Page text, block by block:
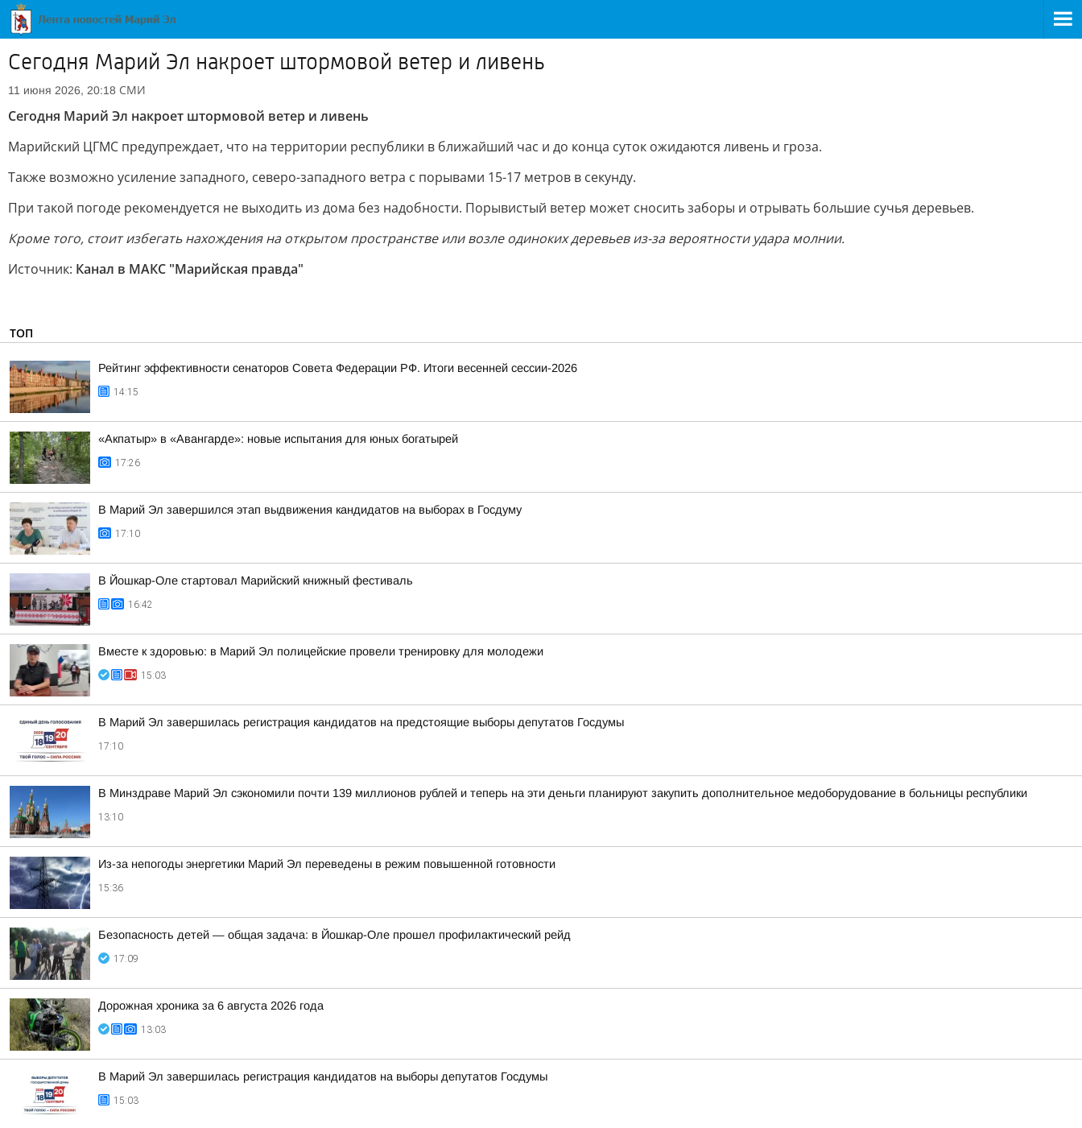
Сегодня Марий Эл накроет штормовой ветер и ливень
11 июня 2026, 20:18 СМИ
Сегодня Марий Эл накроет штормовой ветер и ливень
Марийский ЦГМС предупреждает, что на территории республики в ближайший час и до конца суток ожидаются ливень и гроза.
Также возможно усиление западного, северо-западного ветра с порывами 15-17 метров в секунду.
При такой погоде рекомендуется не выходить из дома без надобности. Порывистый ветер может сносить заборы и отрывать большие сучья деревьев.
Кроме того, стоит избегать нахождения на открытом пространстве или возле одиноких деревьев из-за вероятности удара молнии.
Источник: Канал в МАКС "Марийская правда"
ТОП
Рейтинг эффективности сенаторов Совета Федерации РФ. Итоги весенней сессии-2026
14:15
«Акпатыр» в «Авангарде»: новые испытания для юных богатырей
17:26
В Марий Эл завершился этап выдвижения кандидатов на выборах в Госдуму
17:10
В Йошкар-Оле стартовал Марийский книжный фестиваль
16:42
Вместе к здоровью: в Марий Эл полицейские провели тренировку для молодежи
15:03
В Марий Эл завершилась регистрация кандидатов на предстоящие выборы депутатов Госдумы
17:10
В Минздраве Марий Эл сэкономили почти 139 миллионов рублей и теперь на эти деньги планируют закупить дополнительное медоборудование в больницы республики
13:10
Из-за непогоды энергетики Марий Эл переведены в режим повышенной готовности
15:36
Безопасность детей — общая задача: в Йошкар-Оле прошел профилактический рейд
17:09
Дорожная хроника за 6 августа 2026 года
13:03
В Марий Эл завершилась регистрация кандидатов на выборы депутатов Госдумы
15:03